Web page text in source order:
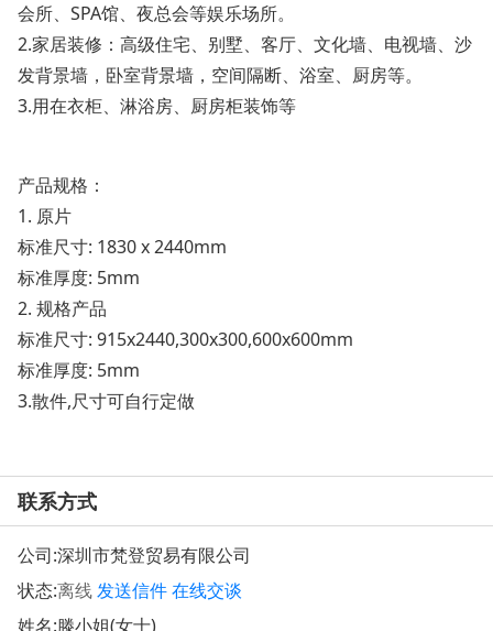
会所、SPA馆、夜总会等娱乐场所。
2.家居装修：高级住宅、别墅、客厅、文化墙、电视墙、沙
发背景墙，卧室背景墙，空间隔断、浴室、厨房等。
3.用在衣柜、淋浴房、厨房柜装饰等
产品规格：
1. 原片
标准尺寸: 1830 x 2440mm
标准厚度: 5mm
2. 规格产品
标准尺寸: 915x2440,300x300,600x600mm
标准厚度: 5mm
3.散件,尺寸可自行定做
联系方式
公司:深圳市梵登贸易有限公司
状态:离线发送信件在线交谈
姓名:滕小姐(女士)